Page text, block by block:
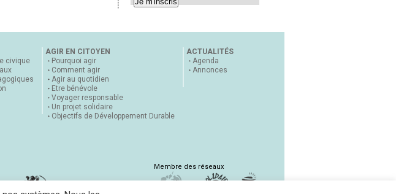
civique
AGIR EN CITOYEN
Pourquoi agir
Comment agir
Agir au quotidien
Etre bénévole
Voyager responsable
Un projet solidaire
Objectifs de Développement Durable
ACTUALITÉS
Agenda
Annonces
Membre des réseaux